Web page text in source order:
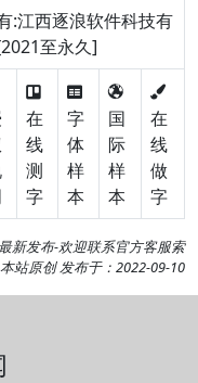
:江西逐浪软件科技有
至永久]
在
线
测
字
字
体
样
本
国
际
样
本
在
线
做
字
新发布-欢迎联系官方客服索
站原创 发布于：2022-09-10